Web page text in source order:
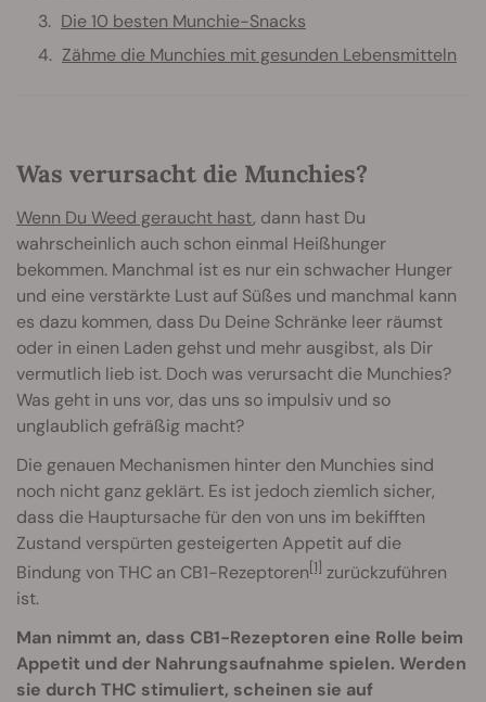
Die 10 besten Munchie-Snacks
Zähme die Munchies mit gesunden Lebensmitteln
Was verursacht die Munchies?
Wenn Du Weed geraucht hast, dann hast Du
wahrscheinlich auch schon einmal Heißhunger
bekommen. Manchmal ist es nur ein schwacher Hunger
und eine verstärkte Lust auf Süßes und manchmal kann
es dazu kommen, dass Du Deine Schränke leer räumst
oder in einen Laden gehst und mehr ausgibst, als Dir
vermutlich lieb ist. Doch was verursacht die Munchies?
Was geht in uns vor, das uns so impulsiv und so
unglaublich gefräßig macht?
Die genauen Mechanismen hinter den Munchies sind
noch nicht ganz geklärt. Es ist jedoch ziemlich sicher,
dass die Hauptursache für den von uns im bekifften
Zustand verspürten gesteigerten Appetit auf die
Bindung von THC an CB1-Rezeptoren[1] zurückzuführen
ist.
Man nimmt an, dass CB1-Rezeptoren eine Rolle beim
Appetit und der Nahrungsaufnahme spielen. Werden
sie durch THC stimuliert, scheinen sie auf